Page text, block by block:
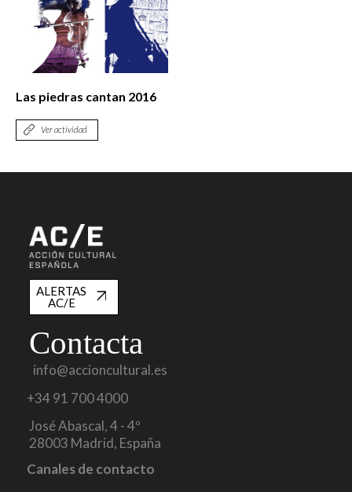
Las piedras cantan 2016
Ver actividad
ALERTAS
AC/E
Contacta
info@accioncultural.es
+34 91 700 4000
José Abascal, 4 - 4º
28003 Madrid, España
Canales de contacto